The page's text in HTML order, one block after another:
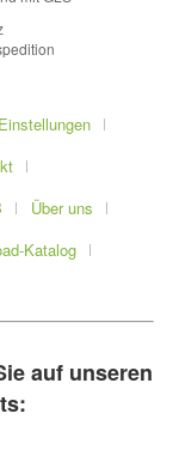
Über uns
Katalog
auf unseren